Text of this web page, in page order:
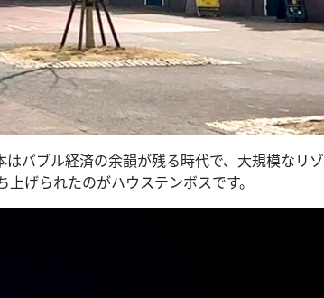
バブル経済の余韻が残る時代で、大規模なリゾ
げられたのがハウステンボスです。